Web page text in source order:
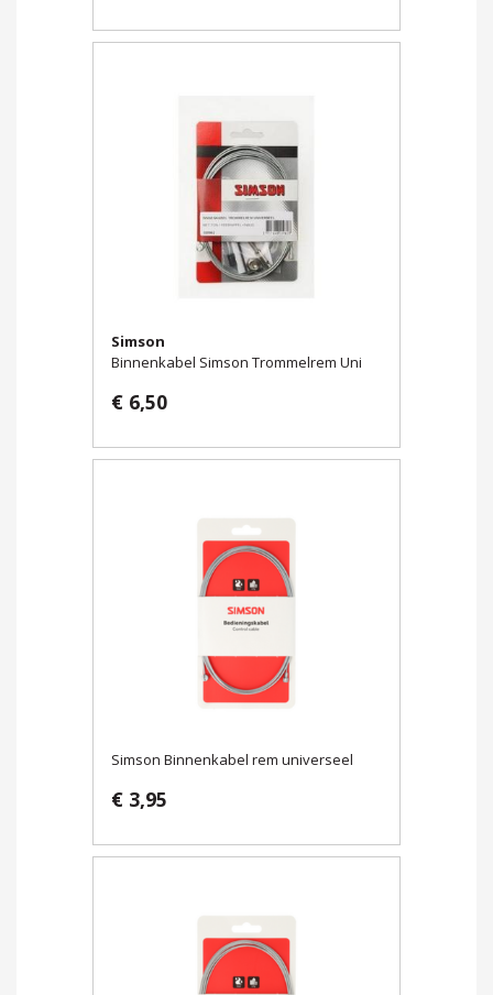
Simson
Binnenkabel Simson Trommelrem Uni
€ 6,50
Simson Binnenkabel rem universeel
€ 3,95